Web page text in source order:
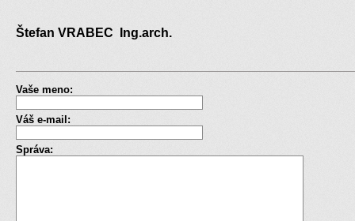
Štefan VRABEC Ing.arch.
Vaše meno:
Váš e-mail:
Správa: